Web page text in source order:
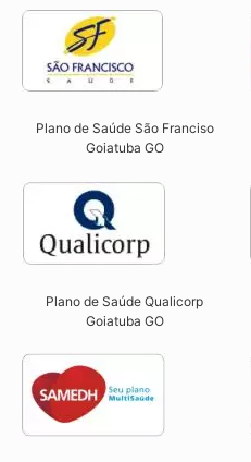
Plano de Saúde São Franciso
Goiatuba GO​
Plano de Saúde Qualicorp
Goiatuba GO​